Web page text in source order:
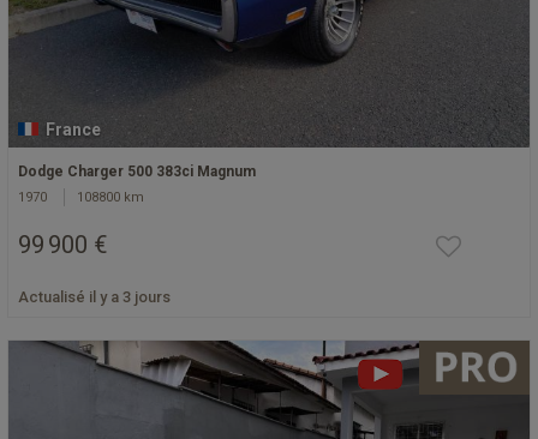
France
Dodge Charger 500 383ci Magnum
1970 108800 km
99 900 €
Actualisé il y a 3 jours